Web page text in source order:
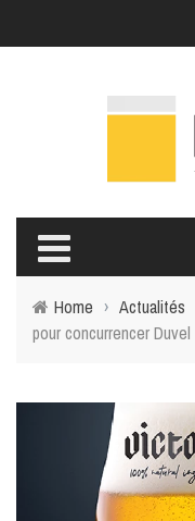
Home › Actualités
pour concurrencer Duvel